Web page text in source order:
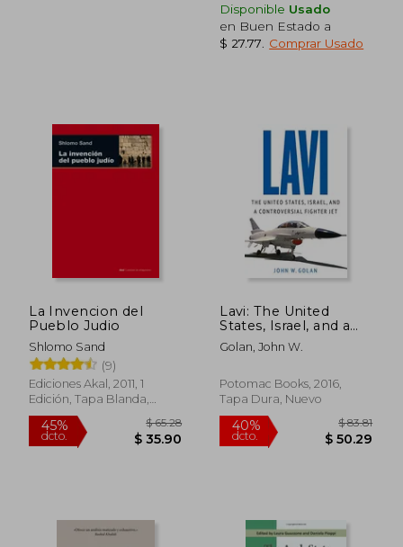
Disponible Usado
en Buen Estado a
$ 27.77
Comprar Usado
La Invencion del
Pueblo Judio
Shlomo Sand
(9)
Ediciones Akal, 2011, 1
Edición, Tapa Blanda,
Nuevo
Lavi: The United
States, Israel, and a
Controversial Fighter
jet (en Inglés)
Golan, John W.
Potomac Books, 2016,
Tapa Dura, Nuevo